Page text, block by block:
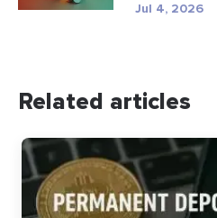
Jul 4, 2026
Related articles